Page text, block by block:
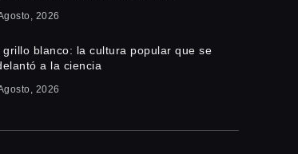
2026
grillo blanco: la cultura popular que se
a la ciencia
2026